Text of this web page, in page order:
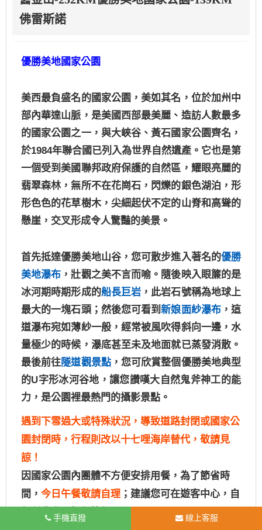
佛雷斯諾
優勝美地國家公園
美西最負盛名的國家公園，美如其名，位於加州中
部內華達山脈，是美國西部最美麗、造訪人數最多
的國家公園之一，與大峽谷、黃石國家公園齊名，
於1984年聯合國已列入為世界自然遺產。它也是第
一個受到美國聯邦政府保護的自然區，耀眼亮麗的
翡翠森林，無所不在花崗石，閃爍的銀色湖泊，形
形色色的花草樹木，尖細起伏不定的山脊和高聳的
懸崖，交叉形成令人驚豔的美景。
首先抵達優勝美地山谷，您可散步進入著名的優勝
美地瀑布 ，壯觀之美不言而喻。隨後映入眼簾的是
冰河期時期形成的船長巨岩 ，此岩石號稱為地球上
最大的一塊石頭；然後您可看到新娘面紗瀑布，這
道瀑布宛如薄紗一般，經常被風吹得斜向一邊，水
量極少的時候，瀑底甚至未及地面就已蒸發消散。
最後前往隧道觀景點，您可欣賞整個優勝美地典型
的U字形冰河谷地，讓您讚嘆大自然鬼斧神工的能
力，是公園裡最熱門的攝影景點。
遇到下雪過大或特殊狀況，導致道路封閉或國家公
園封閉時，行程則改以十七哩海岸替代，敬請見
諒！
因國家公園內團體不方便安排用餐，為了節省時
間， 今日午餐敬請自理 ；建議您可在遊客中心，自
行付費享用輕便簡餐。
手機直撥 線上客服